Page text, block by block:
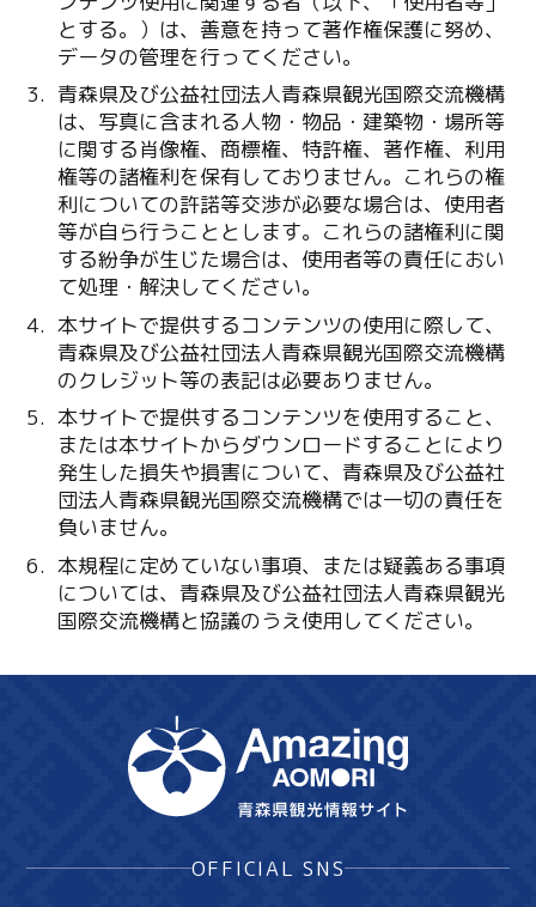
とする。）は、善意を持って著作権保護に努め、
データの管理を行ってください。
青森県及び公益社団法人青森県観光国際交流機構
は、写真に含まれる人物・物品・建築物・場所等
に関する肖像権、商標権、特許権、著作権、利用
権等の諸権利を保有しておりません。これらの権
利についての許諾等交渉が必要な場合は、使用者
等が自ら行うこととします。これらの諸権利に関
する紛争が生じた場合は、使用者等の責任におい
て処理・解決してください。
本サイトで提供するコンテンツの使用に際して、
青森県及び公益社団法人青森県観光国際交流機構
のクレジット等の表記は必要ありません。
本サイトで提供するコンテンツを使用すること、
または本サイトからダウンロードすることにより
発生した損失や損害について、青森県及び公益社
団法人青森県観光国際交流機構では一切の責任を
負いません。
本規程に定めていない事項、または疑義ある事項
については、青森県及び公益社団法人青森県観光
国際交流機構と協議のうえ使用してください。
OFFICIAL SNS